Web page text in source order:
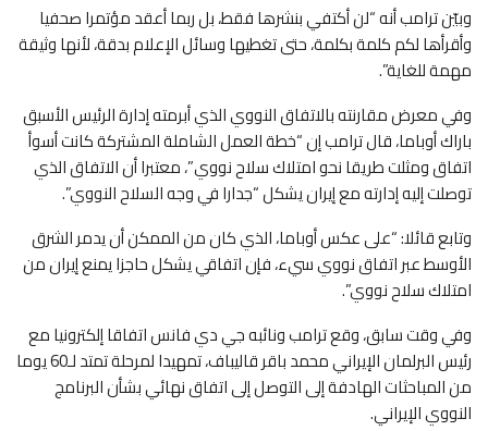
وبيّن ترامب أنه “لن أكتفي بنشرها فقط، بل ربما أعقد مؤتمرا صحفيا
وأقرأها لكم كلمة بكلمة، حتى تغطيها وسائل الإعلام بدقة، لأنها وثيقة
مهمة للغاية”.
وفي معرض مقارنته بالاتفاق النووي الذي أبرمته إدارة الرئيس الأسبق
باراك أوباما، قال ترامب إن “خطة العمل الشاملة المشتركة كانت أسوأ
اتفاق ومثلت طريقا نحو امتلاك سلاح نووي”، معتبرا أن الاتفاق الذي
توصلت إليه إدارته مع إيران يشكل “جدارا في وجه السلاح النووي”.
وتابع قائلا: “على عكس أوباما، الذي كان من الممكن أن يدمر الشرق
الأوسط عبر اتفاق نووي سيء، فإن اتفاقي يشكل حاجزا يمنع إيران من
امتلاك سلاح نووي”.
وفي وقت سابق، وقع ترامب ونائبه جي دي فانس اتفاقا إلكترونيا مع
رئيس البرلمان الإيراني محمد باقر قاليباف، تمهيدا لمرحلة تمتد لـ60 يوما
من المباحثات الهادفة إلى التوصل إلى اتفاق نهائي بشأن البرنامج
النووي الإيراني.